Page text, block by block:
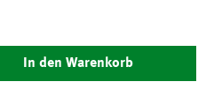
den gewünschten Wert
In den Warenkorb